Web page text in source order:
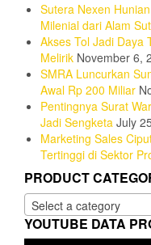
Sutera Nexen
Milenial dari Alam
Akses Tol Jadi Daya
Melirik November 6,
SMRA Luncurkan
Awal Rp 200 Miliar
Pentingnya Surat
Jadi Sengketa July
Marketing Sales
Tertinggi di Sektor
PRODUCT
Select a category
YOUTUBE DATA